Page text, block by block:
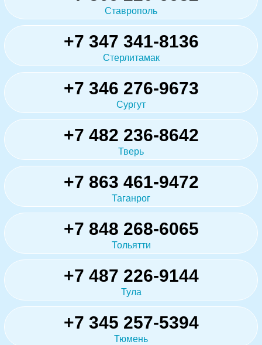
Ставрополь
+7 347 341-8136
Стерлитамак
+7 346 276-9673
Сургут
+7 482 236-8642
Тверь
+7 863 461-9472
Таганрог
+7 848 268-6065
Тольятти
+7 487 226-9144
Тула
+7 345 257-5394
Тюмень